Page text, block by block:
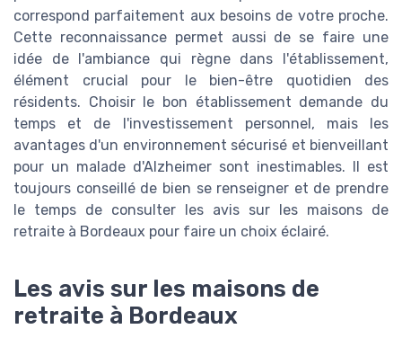
correspond parfaitement aux besoins de votre proche.
Cette reconnaissance permet aussi de se faire une
idée de l'ambiance qui règne dans l'établissement,
élément crucial pour le bien-être quotidien des
résidents. Choisir le bon établissement demande du
temps et de l'investissement personnel, mais les
avantages d'un environnement sécurisé et bienveillant
pour un malade d'Alzheimer sont inestimables. Il est
toujours conseillé de bien se renseigner et de prendre
le temps de consulter les avis sur les maisons de
retraite à Bordeaux pour faire un choix éclairé.
Les avis sur les maisons de
retraite à Bordeaux